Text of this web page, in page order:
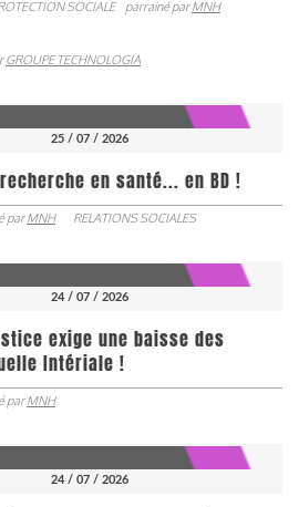
SOCIALE parrainé parMNH
GROUPE TECHNOLOGIA
25 / 07 / 2026
en santé... en BD !
parMNH RELATIONS SOCIALES
24 / 07 / 2026
exige une baisse des
Intériale !
parMNH
24 / 07 / 2026